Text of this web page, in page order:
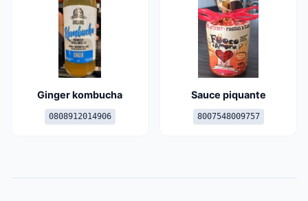
Ginger kombucha
0808912014906
Sauce piquante
8007548009757